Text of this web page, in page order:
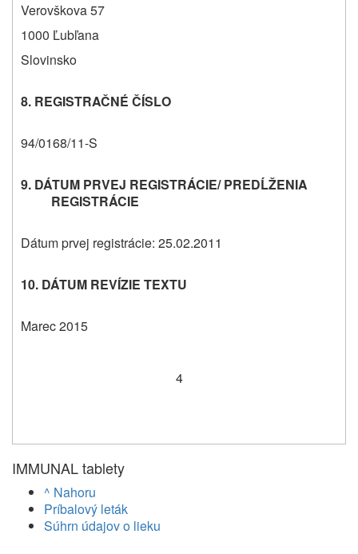
Verovškova 57
1000 Ľubľana
Slovinsko
8. REGISTRAČNÉ ČÍSLO
94/0168/11-S
9. DÁTUM PRVEJ REGISTRÁCIE/ PREDĹŽENIA
REGISTRÁCIE
Dátum prvej registrácie: 25.02.2011
10. DÁTUM REVÍZIE TEXTU
Marec 2015
4
IMMUNAL tablety
^ Nahoru
Príbalový leták
Súhrn údajov o lieku